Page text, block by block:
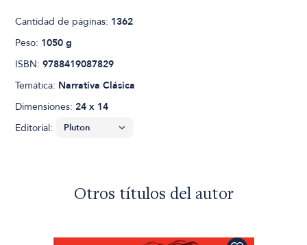
Cantidad de páginas: 1362
Peso: 1050 g
ISBN:9788419087829
Temática: Narrativa Clásica
Dimensiones:24 x 14
Editorial:
Otros títulos del autor